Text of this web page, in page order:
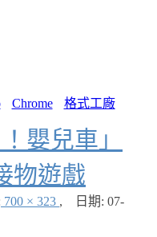
Chrome 格式工廠
嬰兒車」
物遊戲
700 × 323 , 日期: 07-